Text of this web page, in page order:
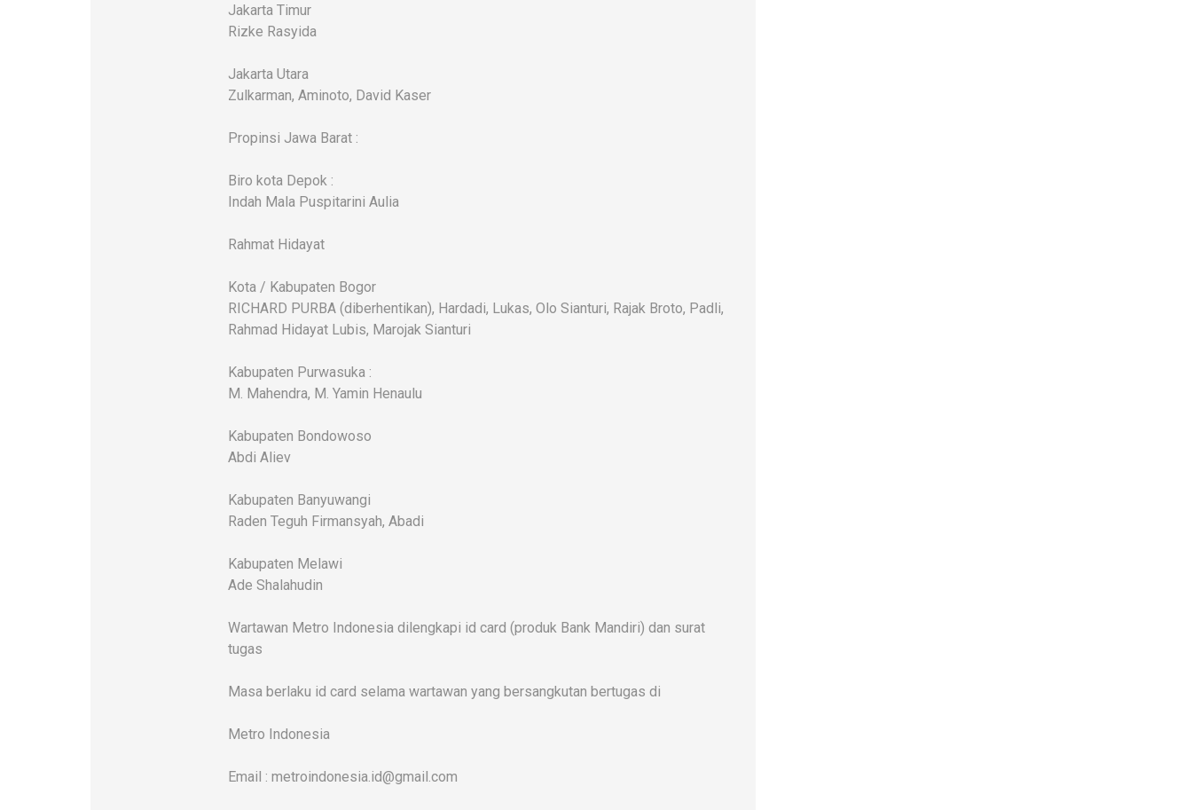
Jakarta Timur
Rizke Rasyida
Jakarta Utara
Zulkarman, Aminoto, David Kaser
Propinsi Jawa Barat :
Biro kota Depok :
Indah Mala Puspitarini Aulia
Rahmat Hidayat
Kota / Kabupaten Bogor
RICHARD PURBA (diberhentikan), Hardadi, Lukas, Olo Sianturi, Rajak Broto, Padli,
Rahmad Hidayat Lubis, Marojak Sianturi
Kabupaten Purwasuka :
M. Mahendra, M. Yamin Henaulu
Kabupaten Bondowoso
Abdi Aliev
Kabupaten Banyuwangi
Raden Teguh Firmansyah, Abadi
Kabupaten Melawi
Ade Shalahudin
Wartawan Metro Indonesia dilengkapi id card (produk Bank Mandiri) dan surat
tugas
Masa berlaku id card selama wartawan yang bersangkutan bertugas di
Metro Indonesia
Email : metroindonesia.id@gmail.com